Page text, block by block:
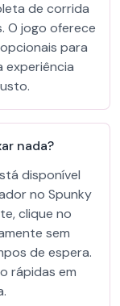
de corrida
O jogo oferece
para
experiência
nada?
disponível
no Spunky
clique no
sem
de espera.
rápidas em